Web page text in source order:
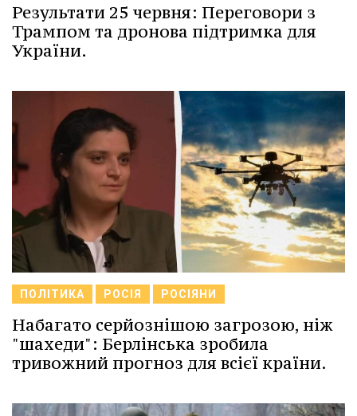
Результати 25 червня: Переговори з
Трампом та дронова підтримка для
України.
ПОЛІТИКА РОСІЯ РОСІЯНИ
Набагато серйознішою загрозою, ніж
"шахеди": Берлінська зробила
тривожний прогноз для всієї країни.